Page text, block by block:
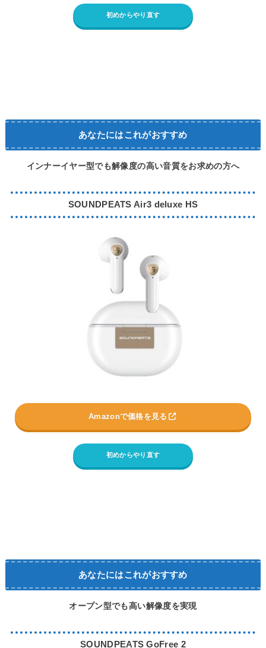
初めからやり直す
あなたにはこれがおすすめ
インナーイヤー型でも解像度の高い音質をお求めの方へ
SOUNDPEATS Air3 deluxe HS
Amazonで価格を見る
初めからやり直す
あなたにはこれがおすすめ
オープン型でも高い解像度を実現
SOUNDPEATS GoFree 2